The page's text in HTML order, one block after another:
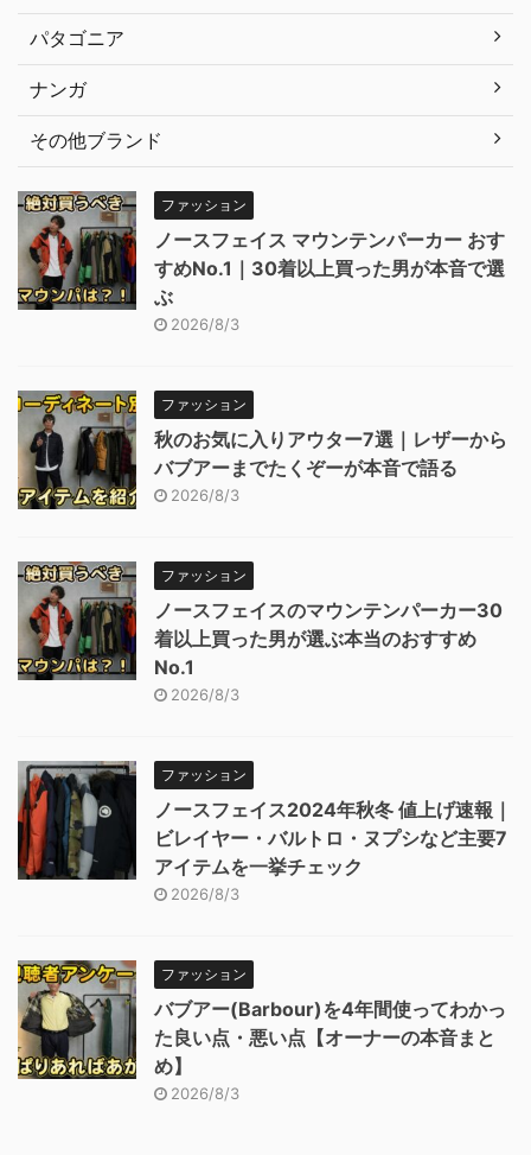
パタゴニア
ナンガ
その他ブランド
ファッション
ノースフェイス マウンテンパーカー おす
すめNo.1｜30着以上買った男が本音で選
ぶ
2026/8/3
ファッション
秋のお気に入りアウター7選｜レザーから
バブアーまでたくぞーが本音で語る
2026/8/3
ファッション
ノースフェイスのマウンテンパーカー30
着以上買った男が選ぶ本当のおすすめ
No.1
2026/8/3
ファッション
ノースフェイス2024年秋冬 値上げ速報｜
ビレイヤー・バルトロ・ヌプシなど主要7
アイテムを一挙チェック
2026/8/3
ファッション
バブアー(Barbour)を4年間使ってわかっ
た良い点・悪い点【オーナーの本音まと
め】
2026/8/3